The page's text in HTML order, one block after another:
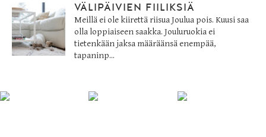
VÄLIPÄIVIEN FIILIKSIÄ
Meillä ei ole kiirettä riisua Joulua pois. Kuusi saa
olla loppiaiseen saakka. Jouluruokia ei
tietenkään jaksa määräänsä enempää,
tapaninp...